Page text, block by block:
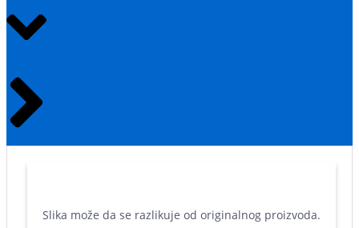
Slika može da se razlikuje od originalnog proizvoda.